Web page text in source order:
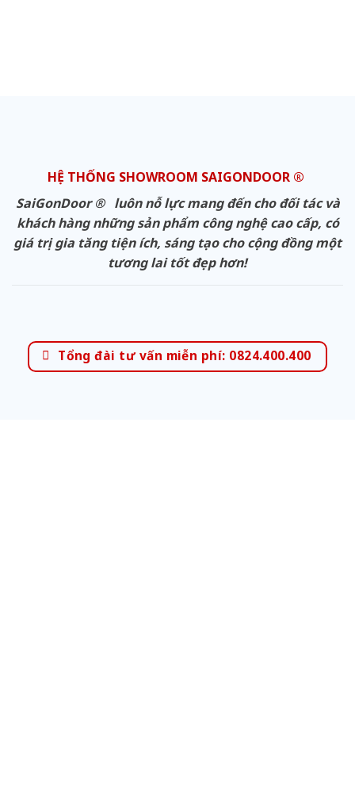
HỆ THỐNG SHOWROOM SAIGONDOOR ®
SaiGonDoor ® luôn nỗ lực mang đến cho đối tác và
khách hàng những sản phẩm công nghệ cao cấp, có
giá trị gia tăng tiện ích, sáng tạo cho cộng đồng một
tương lai tốt đẹp hơn!
Tổng đài tư vấn miễn phí: 0824.400.400